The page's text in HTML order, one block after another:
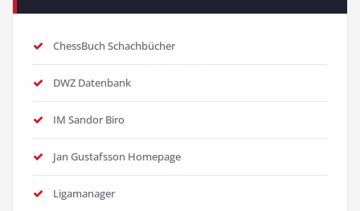
ChessBuch Schachbücher
DWZ Datenbank
IM Sandor Biro
Jan Gustafsson Homepage
Ligamanager